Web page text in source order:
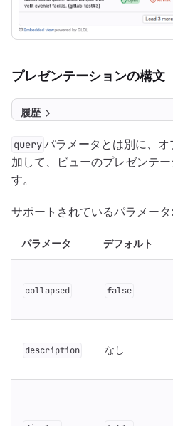
プレゼンテーションの構文
履歴
queryパラメータとは別に、
加して、ビューのプレゼンテ
す。
サポートされているパラメータ:
パラメータ デフォルト
collapsed false
description なし